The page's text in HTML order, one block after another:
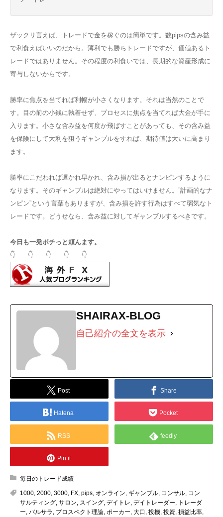
ザックリ言えば、トレードで金を稼ぐのは簡単です。数pipsの含み益
で利食えばいいのだから。薄利でも勝ちトレードですが、価値あるト
レードではありません。その程度の利食いでは、長期的な資産形成に
寄与しないからです。
勝率に焦点を当てれば利幅が小さくなります。それは当然のことで
す。目の前の小銭に執着せず、プロセスに焦点を当てれば大金が手に
入ります。小さな含み益を何度か飛ばすことがあっても、その含み益
を保険にして大利を狙うギャンブルをすれば、期待値は大いに高まり
ます。
勝率にこだわれば遅かれ早かれ、含み損が出るとナンピンするように
なります。そのギャンブルは絶対にやってはいけません。”計画的なナ
ンピン”という言葉もありますが、含み損を許す行為はすべて弱気なト
レードです。どうせなら、含み益に対してギャンブルするべきです。
今日も一発ポチっと頼んます。
👇 👇 👇 👇 👇
SHAIRAX-BLOG
自己紹介の全文を表示
Post Share
Hatena Pocket
RSS feedly
Pin it
毎日のトレード成績
1000 2000 3000 FX pips オンライン ギャンブル コンサル コン
サルティング サロン スイング デイトレ デイトレーダー
トレーダ
ー バルサラ プロスペクト理論 ポーカー 大口 投機 投資 損益比率